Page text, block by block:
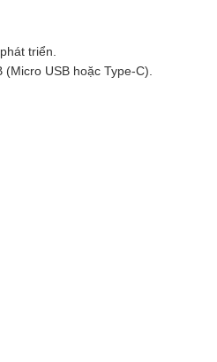
triển.
USB hoặc Type-C).